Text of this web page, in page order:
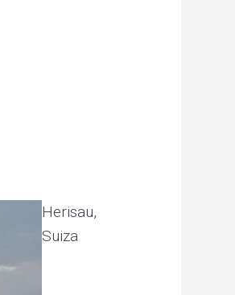
Herisau,
Suiza